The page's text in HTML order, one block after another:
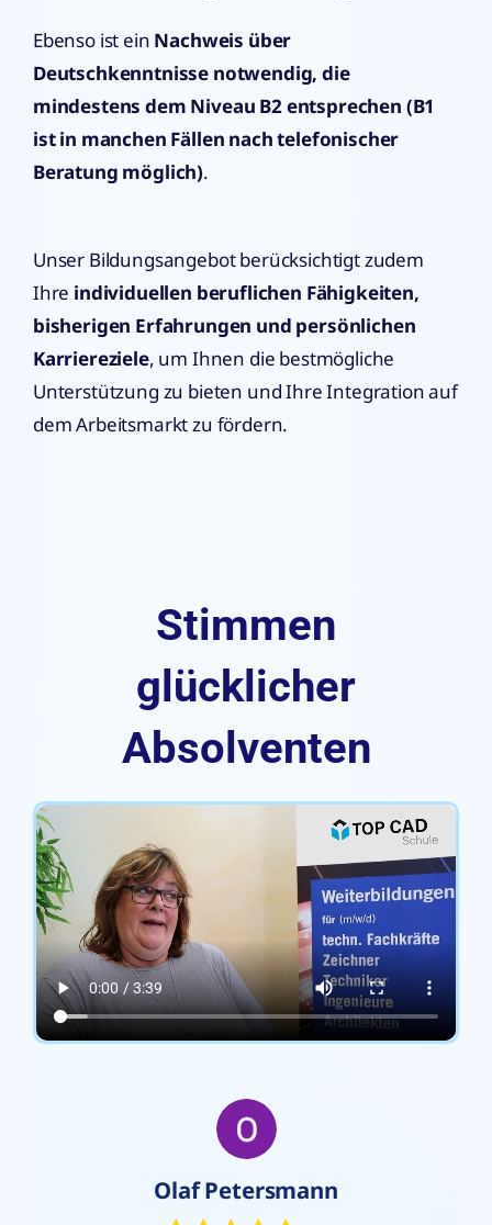
Ebenso ist ein Nachweis über
Deutschkenntnisse notwendig, die
mindestens dem Niveau B2 entsprechen (B1
ist in manchen Fällen nach telefonischer
Beratung möglich).
Unser Bildungsangebot berücksichtigt zudem
Ihre individuellen beruflichen Fähigkeiten,
bisherigen Erfahrungen und persönlichen
Karriereziele, um Ihnen die bestmögliche
Unterstützung zu bieten und Ihre Integration auf
dem Arbeitsmarkt zu fördern.
Stimmen
glücklicher
Absolventen
Olaf Petersmann
Claudia Garello
Kostyantyn Safonov
Julio Raoul